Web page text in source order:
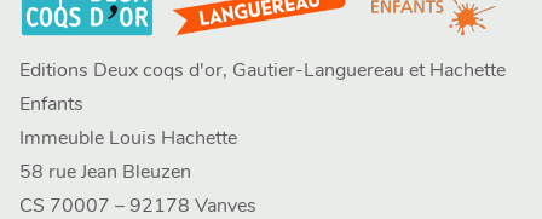
Editions Deux coqs d'or, Gautier-Languereau et Hachette
Enfants
Immeuble Louis Hachette
58 rue Jean Bleuzen
CS 70007 – 92178 Vanves